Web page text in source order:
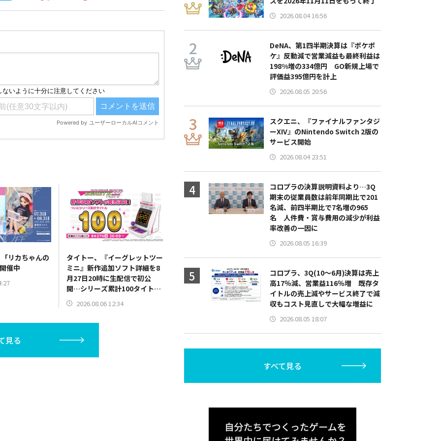
リカちゃんの
催中
タイトー、『イーグレットツー
ミニ』新作追加ソフト詳細を8
月27日20時に生配信で初公
開…シリーズ累計100タイトル
へ 2026.08.06 12:34
見る
2026.08.04 16:56
DeNA、第1四半期決算は『ポケポ
ケ』反動減で営業減益も最終利益は
198%増の334億円 GO新規上場で
評価益395億円を計上
2026.08.05 20:56
スクエニ、『ファイナルファンタジ
ーXIV』のNintendo Switch 2版の
サービス開始
2026.08.04 23:51
コロプラの決算説明資料より…3Q
期末の従業員数は前年同期比で201
名減、前四半期比で7名増の965
名 人件費・賞与費用の減少が利益
率改善の一因に
2026.08.05 16:39
コロプラ、3Q(10～6月)決算は売上
高17％減、営業益116％増 既存タ
イトルの売上減やサービス終了で減
収もコスト見直しで大幅な増益に
2026.08.05 18:07
すべて見る